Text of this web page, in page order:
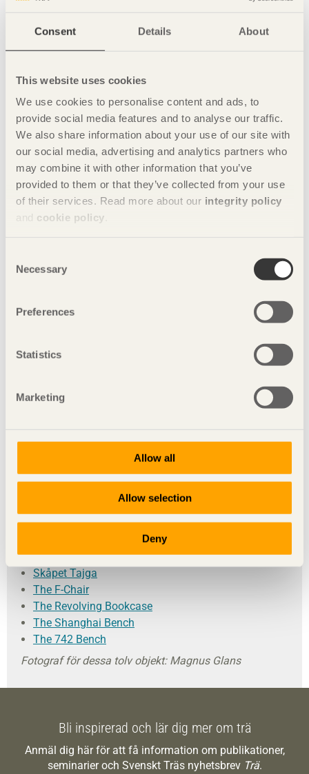
Consent Details About
This website uses cookies
We use cookies to personalise content and ads, to
provide social media features and to analyse our traffic.
We also share information about your use of our site with
our social media, advertising and analytics partners who
may combine it with other information that you’ve
provided to them or that they’ve collected from your use
of their services. Read more about our integrity policy
and cookie policy
Selection
Necessary
Preferences
Statistics
Marketing
Allow all
Allow selection
Deny
Foto Tuomas Harjumaaskola
Dela denna sida:
Delprojekt med kinesiska designers:
Pusu tea bench
Scenery on the bench
Memento
Fotograf dessa nio objekt: Tuomas Harjumaaskola
Black Pine Collection
Bordet Solstråle
Kaffebordet Radius
Sauna Seat
Skåpet Tajga
The F-Chair
The Revolving Bookcase
The Shanghai Bench
The 742 Bench
Fotograf för dessa tolv objekt: Magnus Glans
Bli inspirerad och lär dig mer om trä
Anmäl dig här för att få information om publikationer,
seminarier och Svenskt Träs nyhetsbrev Trä.